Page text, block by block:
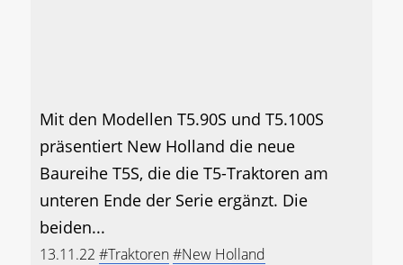
Mit den Modellen T5.90S und T5.100S
präsentiert New Holland die neue
Baureihe T5S, die die T5-Traktoren am
unteren Ende der Serie ergänzt. Die
beiden...
13.11.22 #Traktoren#New Holland